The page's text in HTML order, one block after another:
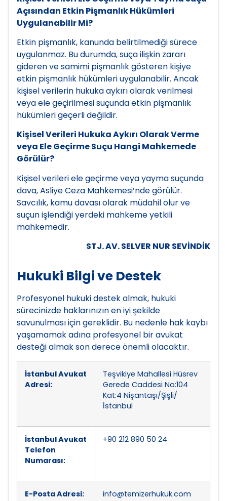
Açısından Etkin Pişmanlık Hükümleri
Uygulanabilir Mi?
Etkin pişmanlık, kanunda belirtilmediği sürece
uygulanmaz. Bu durumda, suça ilişkin zararı
gideren ve samimi pişmanlık gösteren kişiye
etkin pişmanlık hükümleri uygulanabilir. Ancak
kişisel verilerin hukuka aykırı olarak verilmesi
veya ele geçirilmesi suçunda etkin pişmanlık
hükümleri geçerli değildir.
Kişisel Verileri Hukuka Aykırı Olarak Verme
veya Ele Geçirme Suçu Hangi Mahkemede
Görülür?
Kişisel verileri ele geçirme veya yayma suçunda
dava, Asliye Ceza Mahkemesi’nde görülür.
Savcılık, kamu davası olarak müdahil olur ve
suçun işlendiği yerdeki mahkeme yetkili
mahkemedir.
STJ. AV. SELVER NUR SEVİNDİK
Hukuki Bilgi ve Destek
Profesyonel hukuki destek almak, hukuki
sürecinizde haklarınızın en iyi şekilde
savunulması için gereklidir. Bu nedenle hak kaybı
yaşamamak adına profesyonel bir avukat
desteği almak son derece önemli olacaktır.
İstanbul Avukat
Adresi:
Teşvikiye Mahallesi Hüsrev
Gerede Caddesi No:104
Kat:4 Nişantaşı/Şişli/
İstanbul
İstanbul Avukat
Telefon
Numarası:
+90 212 890 50 24
E-Posta Adresi: info@temizerhukuk.com